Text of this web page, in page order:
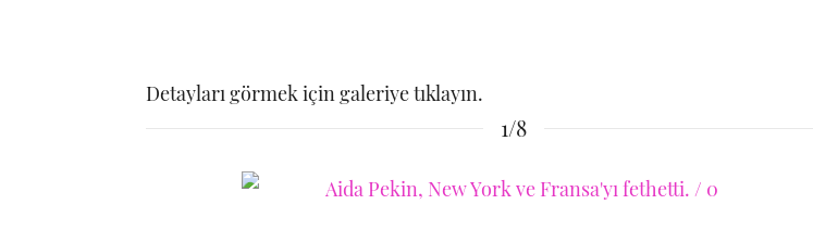
Detayları görmek için galeriye tıklayın.
1/8